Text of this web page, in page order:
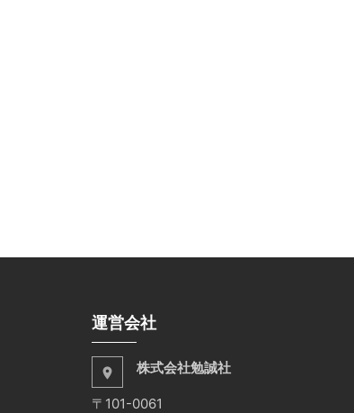
運営会社
place 株式会社勉誠社
〒101-0061